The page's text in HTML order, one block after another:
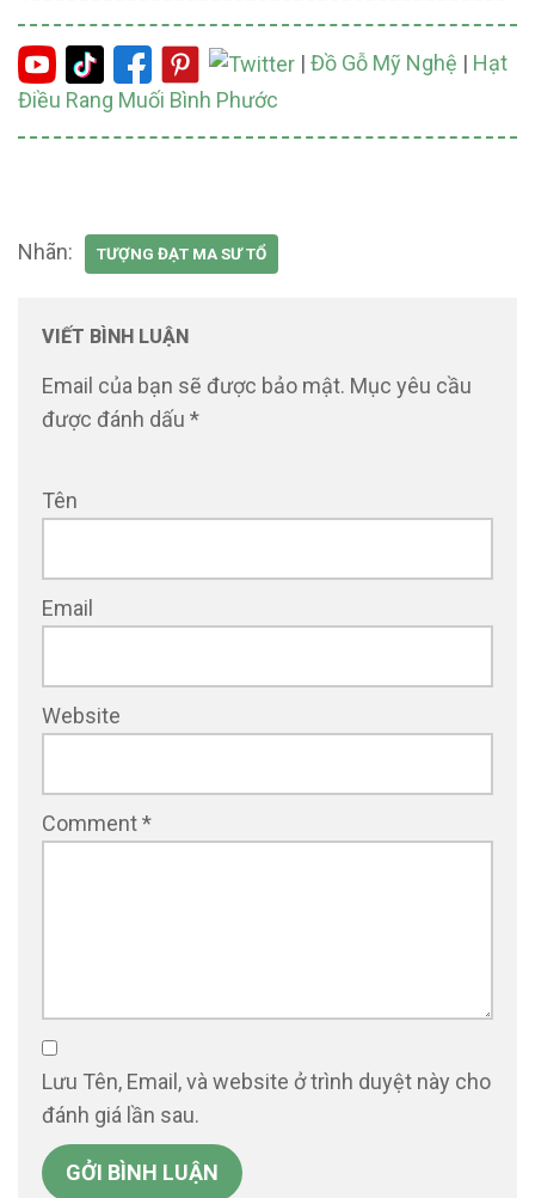
| Đồ Gỗ Mỹ Nghệ | Hạt
Điều Rang Muối Bình Phước
Nhãn: TƯỢNG ĐẠT MA SƯ TỔ
VIẾT BÌNH LUẬN
Email của bạn sẽ được bảo mật. Mục yêu cầu
được đánh dấu *
Tên
Email
Website
Comment*
Lưu Tên, Email, và website ở trình duyệt này cho
đánh giá lần sau.